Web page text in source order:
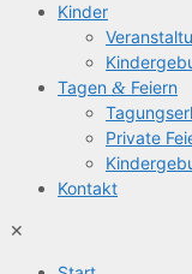
Kin­der
Tagen & Feiern
Pri­va­te
Kon­takt
✕